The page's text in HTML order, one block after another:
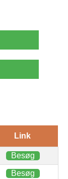
Link
Besøg
Besøg